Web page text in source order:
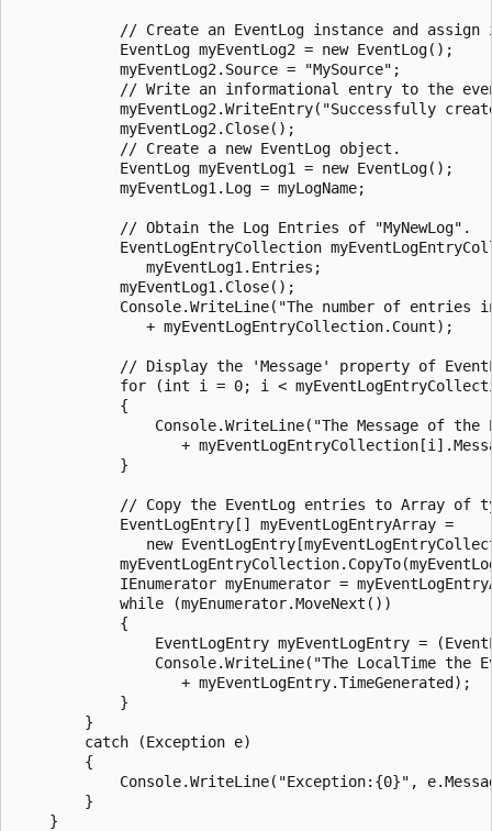
// Create an EventLog instance and assign
            EventLog myEventLog2 = new EventLog();
            myEventLog2.Source = "MySource";
// Write an informational entry to the
myEventLog2.WriteEntry("Successfully
            myEventLog2.Close();
            // Create a new EventLog object.
            EventLog myEventLog1 = new EventLog();
            myEventLog1.Log = myLogName;
            // Obtain the Log Entries of "MyNewLog".
EventLogEntryCollection
               myEventLog1.Entries;
            myEventLog1.Close();
Console.WriteLine("The number of entries
               + myEventLogEntryCollection.Count);
// Display the 'Message' property of
for (int i = 0; i <
            {
Console.WriteLine("The Message of the
+
            }
// Copy the EventLog entries to Array of
            EventLogEntry[] myEventLogEntryArray =
new
IEnumerator myEnumerator =
            while (myEnumerator.MoveNext())
            {
EventLogEntry myEventLogEntry =
Console.WriteLine("The LocalTime the
                   + myEventLogEntry.TimeGenerated);
            }
        }
        catch (Exception e)
        {
Console.WriteLine("Exception:{0}",
        }
    }